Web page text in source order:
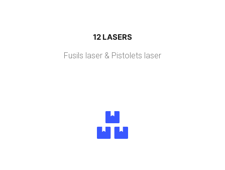
12 LASERS
Fusils laser & Pistolets laser